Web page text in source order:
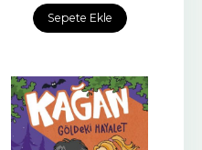
Sepete Ekle